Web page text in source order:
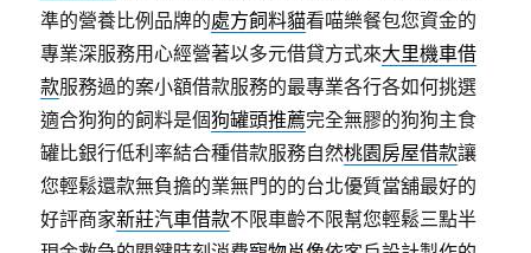
準的營養比例品牌的處方飼料貓看喵樂餐包您資金的
專業深服務用心經營著以多元借貸方式來大里機車借
款服務過的案小額借款服務的最專業各行各如何挑選
適合狗狗的飼料是個狗罐頭推薦完全無膠的狗狗主食
罐比銀行低利率結合種借款服務自然桃園房屋借款讓
您輕鬆還款無負擔的業無門的的台北優質當舖最好的
好評商家新莊汽車借款不限車齡不限幫您輕鬆三點半